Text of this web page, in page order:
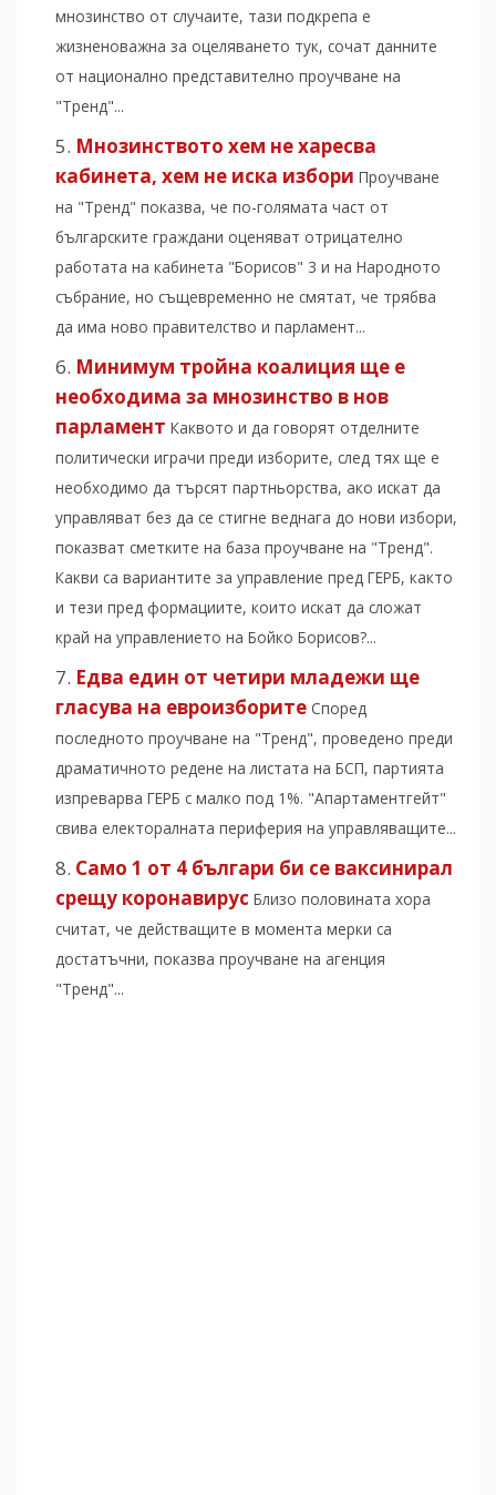
мнозинство от случаите, тази подкрепа е
жизненоважна за оцеляването тук, сочат данните
от национално представително проучване на
"Тренд"...
Мнозинството хем не харесва
кабинета, хем не иска избори Проучване
на "Тренд" показва, че по-голямата част от
българските граждани оценяват отрицателно
работата на кабинета "Борисов" 3 и на Народното
събрание, но същевременно не смятат, че трябва
да има ново правителство и парламент...
Минимум тройна коалиция ще е
необходима за мнозинство в нов
парламент Каквото и да говорят отделните
политически играчи преди изборите, след тях ще е
необходимо да търсят партньорства, ако искат да
управляват без да се стигне веднага до нови избори,
показват сметките на база проучване на "Тренд".
Какви са вариантите за управление пред ГЕРБ, както
и тези пред формациите, които искат да сложат
край на управлението на Бойко Борисов?...
Едва един от четири младежи ще
гласува на евроизборите Според
последното проучване на "Тренд", проведено преди
драматичното редене на листата на БСП, партията
изпреварва ГЕРБ с малко под 1%. "Апартаментгейт"
свива електоралната периферия на управляващите...
Само 1 от 4 българи би се ваксинирал
срещу коронавирус Близо половината хора
считат, че действащите в момента мерки са
достатъчни, показва проучване на агенция
"Тренд"...